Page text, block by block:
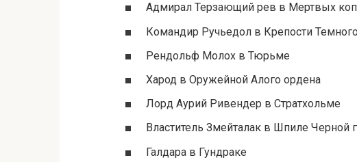
Адмирал Терзающий рев в Мертвых
Командир Ручьедол в Крепости
Рендольф Молох в Тюрьме
Харод в Оружейной Алого ордена
Лорд Аурий Ривендер в Стратхольме
Властитель Змейталак в Шпиле Черной
Галдара в Гундраке